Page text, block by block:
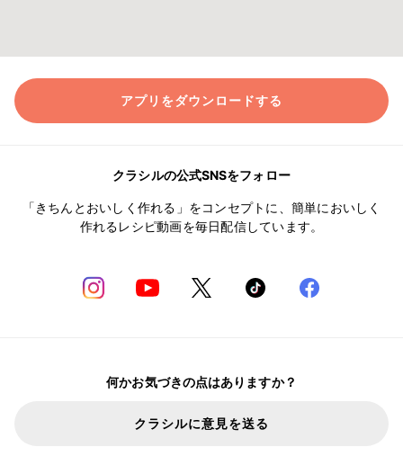
アプリをダウンロードする
クラシルの公式SNSをフォロー
「きちんとおいしく作れる」をコンセプトに、簡単においしく
作れるレシピ動画を毎日配信しています。
何かお気づきの点はありますか？
クラシルに意見を送る